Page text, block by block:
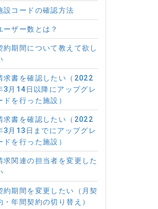
設コードの確認方法
ーザー数とは？
約期間について教えて欲し
求書を確認したい（2022
3月14日以降にアップグレ
ドを行った施設）
求書を確認したい（2022
3月13日までにアップグレ
ドを行った施設）
求関連の担当者を変更した
約期間を変更したい（月契
・年間契約の切り替え）